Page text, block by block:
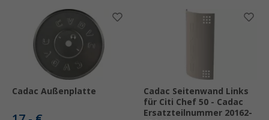
Cadac Außenplatte
Cadac Seitenwand Links
für Citi Chef 50 - Cadac
Ersatzteilnummer 20162-